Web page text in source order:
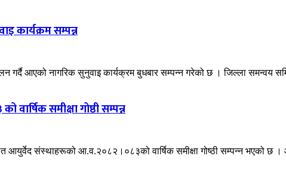
कार्यक्रम सम्पन्न
गर्दै आएको नागरिक सुनुवाइ कार्यक्रम बुधबार सम्पन्न गरेको छ । जिल्ला समन्वय
समीक्षा गोष्ठी सम्पन्न
आयुर्वेद संस्थाहरूको आ.व.२०८२।०८३को वार्षिक समीक्षा गोष्ठी सम्पन्न भएको छ